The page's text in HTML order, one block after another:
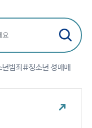
범죄 #청소년 성매매